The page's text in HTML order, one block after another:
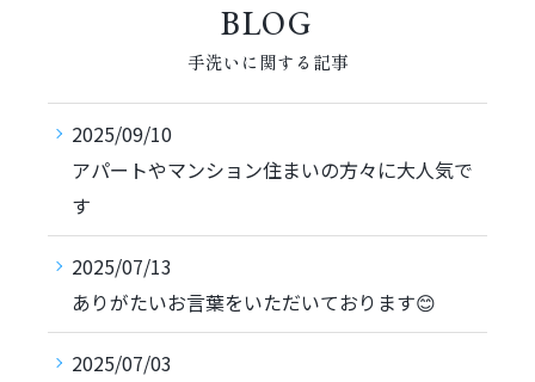
BLOG
手洗いに関する記事
2025/09/10
アパートやマンション住まいの方々に大人気で
す
2025/07/13
ありがたいお言葉をいただいております😊
2025/07/03